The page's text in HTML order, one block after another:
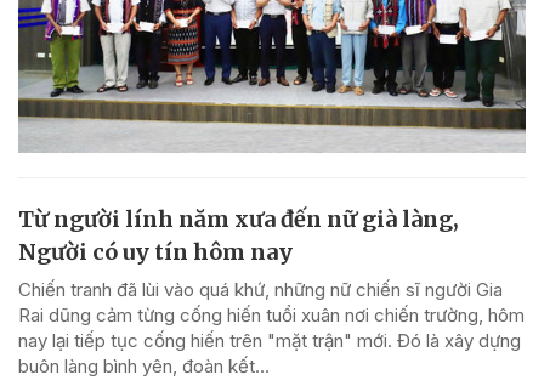
Từ người lính năm xưa đến nữ già làng,
Người có uy tín hôm nay
Chiến tranh đã lùi vào quá khứ, những nữ chiến sĩ người Gia
Rai dũng cảm từng cống hiến tuổi xuân nơi chiến trường, hôm
nay lại tiếp tục cống hiến trên "mặt trận" mới. Đó là xây dựng
buôn làng bình yên, đoàn kết...